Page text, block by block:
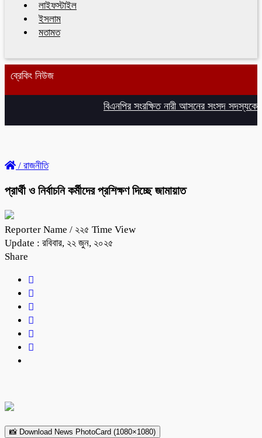
লাইফস্টাইল
ইসলাম
মতামত
ব্রেকিং নিউজ
বিএনপির সংরক্ষিত নারী আসনের সংসদ সদস্যকে
/ রাজনীতি
প্রার্থী ও নির্বাচনি কর্মীদের প্রশিক্ষণ দিচ্ছে জামায়াত
Reporter Name / ২২৫ Time View
Update : রবিবার, ২২ জুন, ২০২৫
Share
📸 Download News PhotoCard (1080×1080)